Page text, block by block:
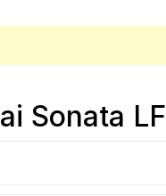
Sonata LF